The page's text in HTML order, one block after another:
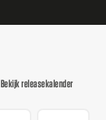
Bekijk releasekalender